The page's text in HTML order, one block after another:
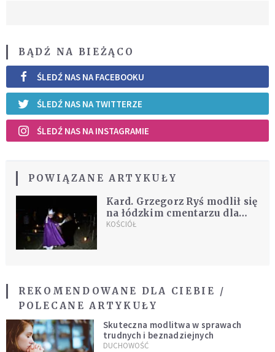
BĄDŹ NA BIEŻĄCO
ŚLEDŹ NAS NA FACEBOOKU
ŚLEDŹ NAS NA TWITTERZE
ŚLEDŹ NAS NA INSTAGRAMIE
POWIĄZANE ARTYKUŁY
Kard. Grzegorz Ryś modlił się
na łódzkim cmentarzu dla
bezdomnych
KOŚCIÓŁ
REKOMENDOWANE DLA CIEBIE /
POLECANE ARTYKUŁY
Skuteczna modlitwa w sprawach
trudnych i beznadziejnych
DUCHOWOŚĆ